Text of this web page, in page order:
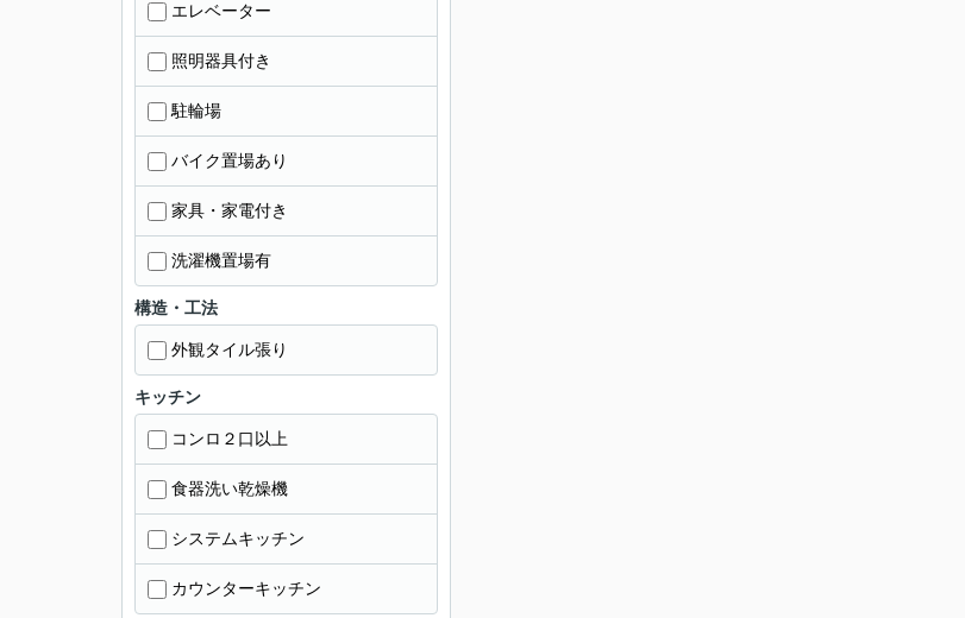
エレベーター
照明器具付き
駐輪場
バイク置場あり
家具・家電付き
洗濯機置場有
構造・工法
外観タイル張り
キッチン
コンロ２口以上
食器洗い乾燥機
システムキッチン
カウンターキッチン